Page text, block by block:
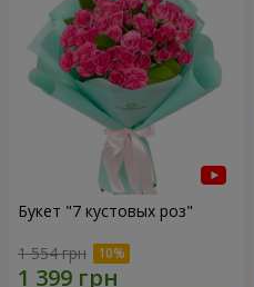
Букет "7 кустовых роз"
1 554 грн